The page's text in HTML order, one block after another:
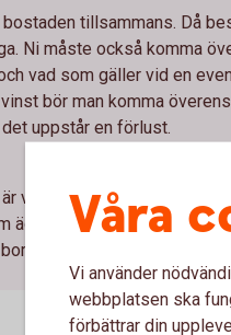
tillsammans. Då
Ni måste också komma
vad som gäller vid en
bör man komma
uppstår en förlust.
vilka regler
ägare och barnet är den
i lägenheten ska äga
Våra
Vi använder
webbplatsen ska
förbättrar din